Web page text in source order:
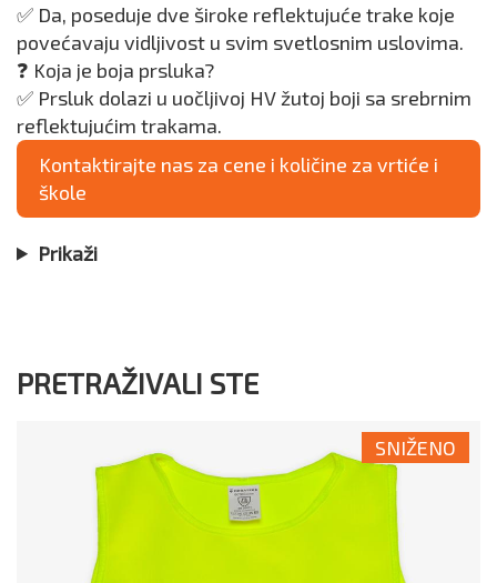
✅ Da, poseduje dve široke reflektujuće trake koje
povećavaju vidljivost u svim svetlosnim uslovima.
❓ Koja je boja prsluka?
✅ Prsluk dolazi u uočljivoj HV žutoj boji sa srebrnim
reflektujućim trakama.
Kontaktirajte nas za cene i količine za vrtiće i
škole
Prikaži
PRETRAŽIVALI STE
SNIŽENO